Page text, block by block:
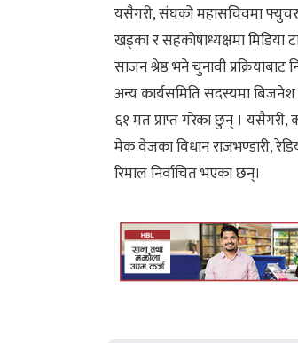
यसैगरी, संघको महासचिवमा फ्युचर
खड्का र सहकोषाध्यक्षमा मिडिया
साजन श्रेष्ठ भने चुनावी प्रक्रियाबाट
अन्य कार्यसमिति सदस्यमा बिजनेश
६१ मत प्राप्त गरेका छुन् । यसैगरी,
मेक वेजका विधान राजभण्डारी,
रिमाल निर्वाचित भएका छन्।